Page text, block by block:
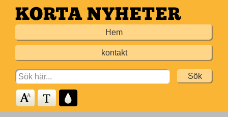
Hoppa
till
Hem
kontakt
Search
for: